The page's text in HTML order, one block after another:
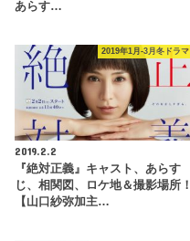
あらす…
2019年1月-3月冬ドラマ
2019.2.2
『絶対正義』キャスト、あらす
じ、相関図、ロケ地＆撮影場所！
【山口紗弥加主…